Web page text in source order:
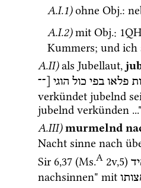
A.I.1)ohne Obj.:
A.I.2)mit Obj.: 1QH
Kummers; und ich
A.II)als Jubellaut,
פלאו בפי כול הוגי [־־
verkündet jubelnd
jubelnd verkünden ..."
A.III)murmelnd
Nacht sinne nach
Sir 6,37 (Ms.A 2v,5)
nachsinnen" mit